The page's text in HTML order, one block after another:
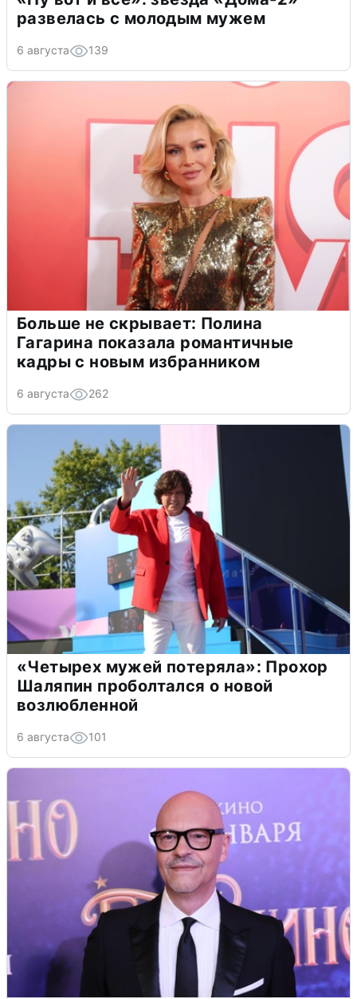
развелась с молодым мужем
6 августа 139
Больше не скрывает: Полина
Гагарина показала романтичные
кадры с новым избранником
6 августа 262
«Четырех мужей потеряла»: Прохор
Шаляпин проболтался о новой
возлюбленной
6 августа 101